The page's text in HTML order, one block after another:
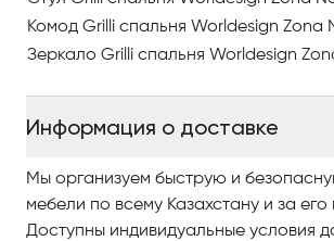
Комод Grilli спальня Worldesign Zona
Зеркало Grilli спальня Worldesign
Информация о доставке
Мы организуем быструю и
мебели по всему Казахстану и за
Доступны индивидуальные условия